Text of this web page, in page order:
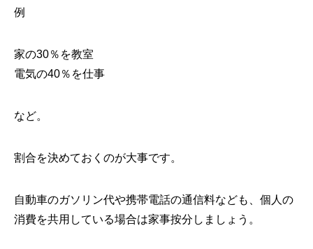
例
家の30％を教室
電気の40％を仕事
など。
割合を決めておくのが大事です。
自動車のガソリン代や携帯電話の通信料なども、個人の
消費を共用している場合は家事按分しましょう。